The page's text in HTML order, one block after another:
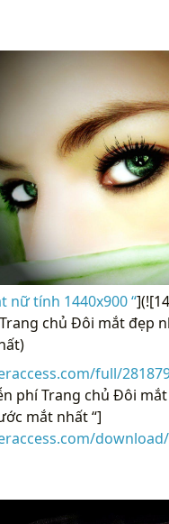
nữ tính 1440x900 “
chủ Đôi mắt đẹp
full/
phí Trang chủ Đôi
mắt nhất “]